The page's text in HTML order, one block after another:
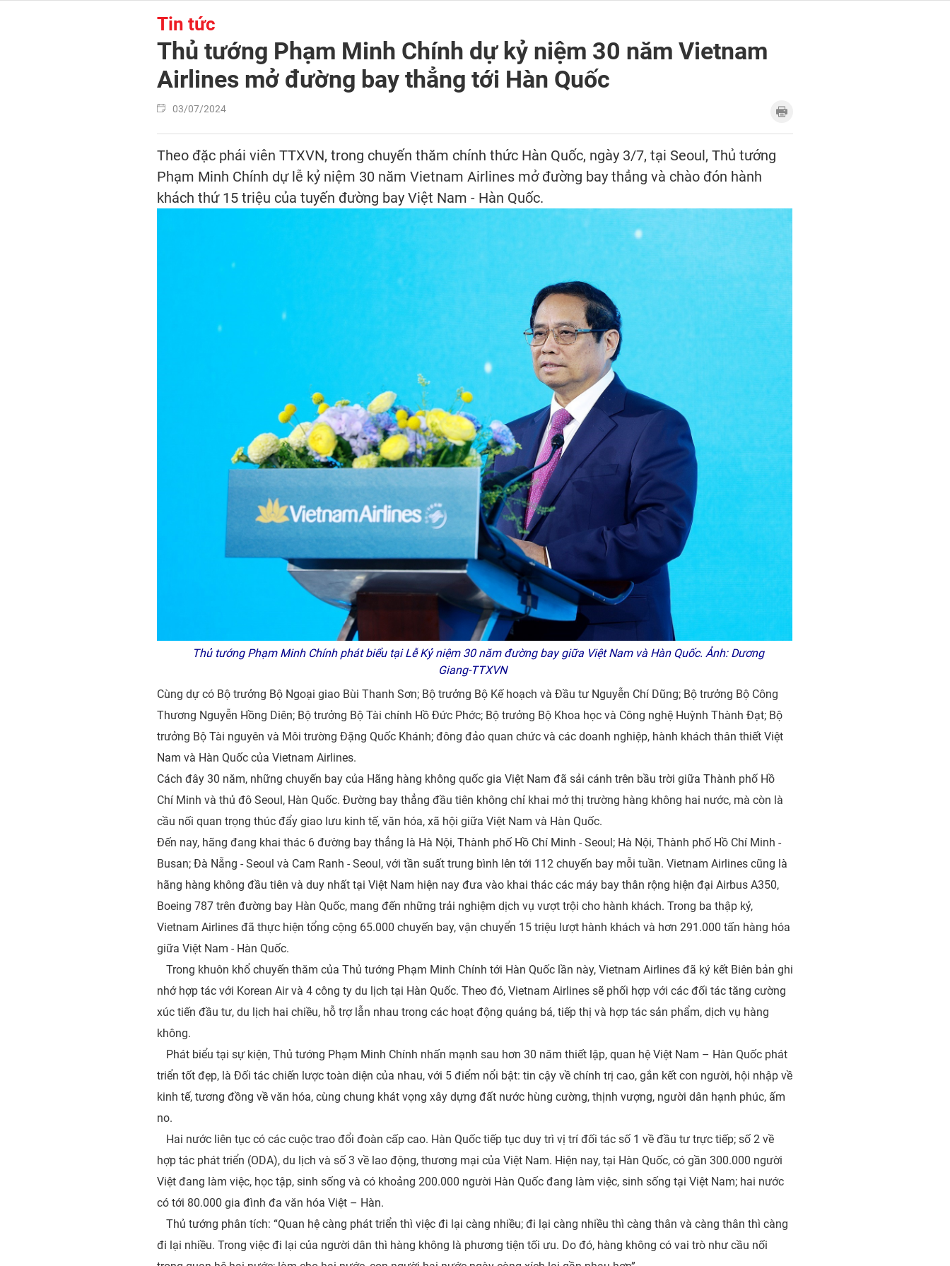
Tin tức
Thủ tướng Phạm Minh Chính dự kỷ niệm 30 năm Vietnam
Airlines mở đường bay thẳng tới Hàn Quốc
03/07/2024
Theo đặc phái viên TTXVN, trong chuyến thăm chính thức Hàn Quốc, ngày 3/7, tại Seoul, Thủ tướng
Phạm Minh Chính dự lễ kỷ niệm 30 năm Vietnam Airlines mở đường bay thẳng và chào đón hành
khách thứ 15 triệu của tuyến đường bay Việt Nam - Hàn Quốc.
Thủ tướng Phạm Minh Chính phát biểu tại Lễ Kỷ niệm 30 năm đường bay giữa Việt Nam và Hàn Quốc. Ảnh: Dương
Giang-TTXVN
Cùng dự có Bộ trưởng Bộ Ngoại giao Bùi Thanh Sơn; Bộ trưởng Bộ Kế hoạch và Đầu tư Nguyễn Chí Dũng; Bộ trưởng Bộ Công
Thương Nguyễn Hồng Diên; Bộ trưởng Bộ Tài chính Hồ Đức Phớc; Bộ trưởng Bộ Khoa học và Công nghệ Huỳnh Thành Đạt; Bộ
trưởng Bộ Tài nguyên và Môi trường Đặng Quốc Khánh; đông đảo quan chức và các doanh nghiệp, hành khách thân thiết Việt
Nam và Hàn Quốc của Vietnam Airlines.
Cách đây 30 năm, những chuyến bay của Hãng hàng không quốc gia Việt Nam đã sải cánh trên bầu trời giữa Thành phố Hồ
Chí Minh và thủ đô Seoul, Hàn Quốc. Đường bay thẳng đầu tiên không chỉ khai mở thị trường hàng không hai nước, mà còn là
cầu nối quan trọng thúc đẩy giao lưu kinh tế, văn hóa, xã hội giữa Việt Nam và Hàn Quốc.
Đến nay, hãng đang khai thác 6 đường bay thẳng là Hà Nội, Thành phố Hồ Chí Minh - Seoul; Hà Nội, Thành phố Hồ Chí Minh -
Busan; Đà Nẵng - Seoul và Cam Ranh - Seoul, với tần suất trung bình lên tới 112 chuyến bay mỗi tuần. Vietnam Airlines cũng là
hãng hàng không đầu tiên và duy nhất tại Việt Nam hiện nay đưa vào khai thác các máy bay thân rộng hiện đại Airbus A350,
Boeing 787 trên đường bay Hàn Quốc, mang đến những trải nghiệm dịch vụ vượt trội cho hành khách. Trong ba thập kỷ,
Vietnam Airlines đã thực hiện tổng cộng 65.000 chuyến bay, vận chuyển 15 triệu lượt hành khách và hơn 291.000 tấn hàng hóa
giữa Việt Nam - Hàn Quốc.
Trong khuôn khổ chuyến thăm của Thủ tướng Phạm Minh Chính tới Hàn Quốc lần này, Vietnam Airlines đã ký kết Biên bản ghi
nhớ hợp tác với Korean Air và 4 công ty du lịch tại Hàn Quốc. Theo đó, Vietnam Airlines sẽ phối hợp với các đối tác tăng cường
xúc tiến đầu tư, du lịch hai chiều, hỗ trợ lẫn nhau trong các hoạt động quảng bá, tiếp thị và hợp tác sản phẩm, dịch vụ hàng
không.
Phát biểu tại sự kiện, Thủ tướng Phạm Minh Chính nhấn mạnh sau hơn 30 năm thiết lập, quan hệ Việt Nam – Hàn Quốc phát
triển tốt đẹp, là Đối tác chiến lược toàn diện của nhau, với 5 điểm nổi bật: tin cậy về chính trị cao, gắn kết con người, hội nhập về
kinh tế, tương đồng về văn hóa, cùng chung khát vọng xây dựng đất nước hùng cường, thịnh vượng, người dân hạnh phúc, ấm
no.
Hai nước liên tục có các cuộc trao đổi đoàn cấp cao. Hàn Quốc tiếp tục duy trì vị trí đối tác số 1 về đầu tư trực tiếp; số 2 về
hợp tác phát triển (ODA), du lịch và số 3 về lao động, thương mại của Việt Nam. Hiện nay, tại Hàn Quốc, có gần 300.000 người
Việt đang làm việc, học tập, sinh sống và có khoảng 200.000 người Hàn Quốc đang làm việc, sinh sống tại Việt Nam; hai nước
có tới 80.000 gia đình đa văn hóa Việt – Hàn.
Thủ tướng phân tích: “Quan hệ càng phát triển thì việc đi lại càng nhiều; đi lại càng nhiều thì càng thân và càng thân thì càng
đi lại nhiều. Trong việc đi lại của người dân thì hàng không là phương tiện tối ưu. Do đó, hàng không có vai trò như cầu nối